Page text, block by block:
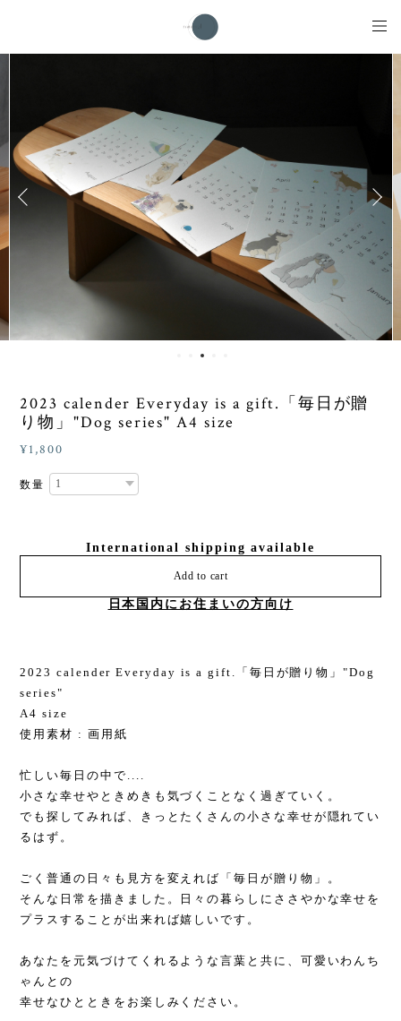
2023 calender Everyday is a gift.「毎日が贈
り物」"Dog series" A4 size
¥1,800
数量
International shipping available
Add to cart
日本国内にお住まいの方向け
2023 calender Everyday is a gift.「毎日が贈り物」"Dog
series"
A4 size
使用素材 : 画用紙
忙しい毎日の中で....
小さな幸せやときめきも気づくことなく過ぎていく。
でも探してみれば、きっとたくさんの小さな幸せが隠れてい
るはず。
ごく普通の日々も見方を変えれば「毎日が贈り物」。
そんな日常を描きました。日々の暮らしにささやかな幸せを
プラスすることが出来れば嬉しいです。
あなたを元気づけてくれるような言葉と共に、可愛いわんち
ゃんとの
幸せなひとときをお楽しみください。